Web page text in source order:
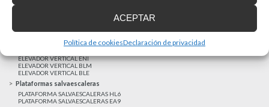
ACEPTAR
Política de cookiesDeclaración de privacidad
Elevadores verticales
ELEVADOR VERTICAL ENI
ELEVADOR VERTICAL BLM
ELEVADOR VERTICAL BLE
Plataformas salvaescaleras
PLATAFORMA SALVAESCALERAS HL6
PLATAFORMA SALVAESCALERAS EA9